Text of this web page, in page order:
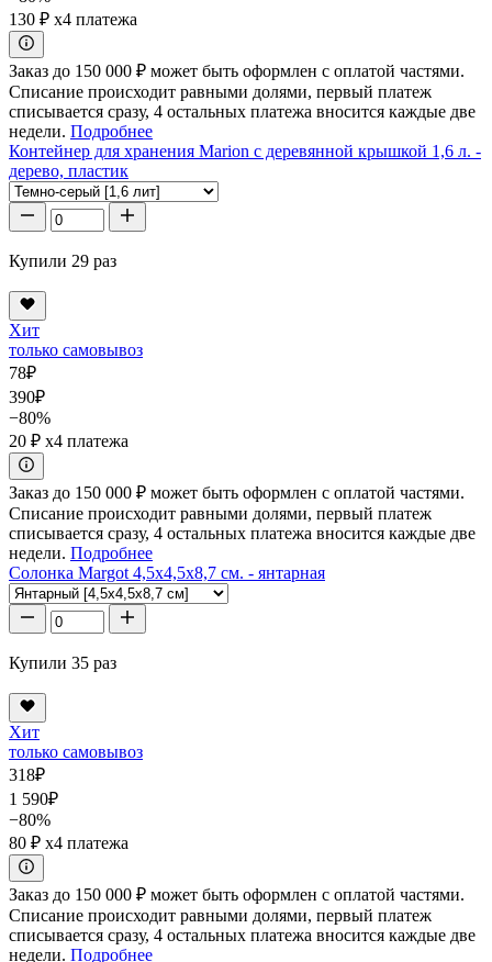
130 ₽ x4 платежа
Заказ до 150 000 ₽ может быть оформлен с оплатой частями.
Списание происходит равными долями, первый платеж
списывается сразу, 4 остальных платежа вносится каждые две
недели. Подробнее
Контейнер для хранения Marion с деревянной крышкой 1,6 л. -
дерево, пластик
Купили 29 раз
Хит
только самовывоз
78₽
390₽
−80%
20 ₽ x4 платежа
Заказ до 150 000 ₽ может быть оформлен с оплатой частями.
Списание происходит равными долями, первый платеж
списывается сразу, 4 остальных платежа вносится каждые две
недели. Подробнее
Солонка Margot 4,5x4,5x8,7 см. - янтарная
Купили 35 раз
Хит
только самовывоз
318₽
1 590₽
−80%
80 ₽ x4 платежа
Заказ до 150 000 ₽ может быть оформлен с оплатой частями.
Списание происходит равными долями, первый платеж
списывается сразу, 4 остальных платежа вносится каждые две
недели. Подробнее